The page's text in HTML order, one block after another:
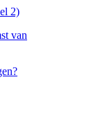
2)
van